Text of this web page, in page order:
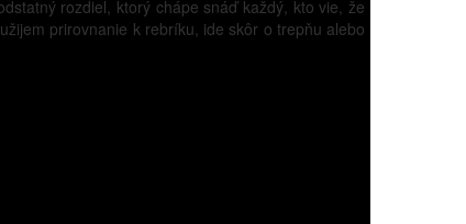
rozdiel, ktorý chápe snáď každý, kto vie, že
prirovnanie k rebríku, ide skôr o trepňu alebo